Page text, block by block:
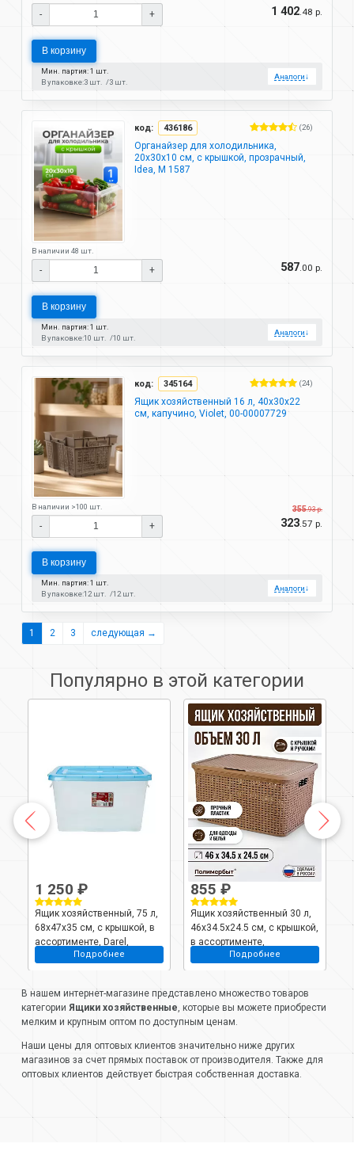
- + 1 402 .48 р.
В корзину
Мин. партия: 1 шт.
В упаковке:3 шт. 3 шт.
Аналоги↓
код: 436186 (26)
Органайзер для холодильника,
20х30х10 см, с крышкой, прозрачный,
Idea, М 1587
В наличии 48 шт.
- + 587 .00 р.
В корзину
Мин. партия: 1 шт.
В упаковке:10 шт. 10 шт.
Аналоги↓
код: 345164 (24)
Ящик хозяйственный 16 л, 40х30х22
см, капучино, Violet, 00-00007729
В наличии >100 шт.
- +
355.93 р.
323.57 р.
В корзину
Мин. партия: 1 шт.
В упаковке:12 шт. 12 шт.
Аналоги↓
1 2 3 следующая →
Популярно в этой категории
1 250 ₽
Ящик хозяйственный, 75 л,
68х47х35 см, с крышкой, в
ассортименте, Darel,
Подробнее
855 ₽
Ящик хозяйственный 30 л,
46х34.5х24.5 см, с крышкой,
в ассортименте,
Полимербыт, Артлайн, С495
Подробнее
В нашем интернет-магазине представлено множество товаров
категории Ящики хозяйственные, которые вы можете приобрести
мелким и крупным оптом по доступным ценам.
Наши цены для оптовых клиентов значительно ниже других
магазинов за счет прямых поставок от производителя. Также для
оптовых клиентов действует быстрая собственная доставка.